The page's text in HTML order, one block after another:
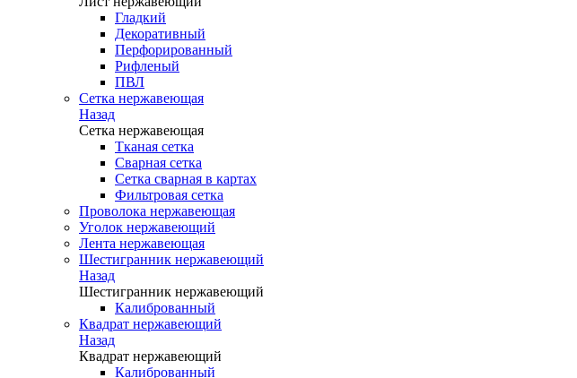
Гладкий
Декоративный
Перфорированный
Рифленый
ПВЛ
Сетка нержавеющая
Назад
Сетка нержавеющая
Тканая сетка
Сварная сетка
Сетка сварная в картах
Фильтровая сетка
Проволока нержавеющая
Уголок нержавеющий
Лента нержавеющая
Шестигранник нержавеющий
Назад
Шестигранник нержавеющий
Калиброванный
Квадрат нержавеющий
Назад
Квадрат нержавеющий
Калиброванный